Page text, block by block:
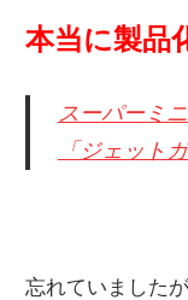
本当に製品
スーパーミ
「ジェット
忘れていました